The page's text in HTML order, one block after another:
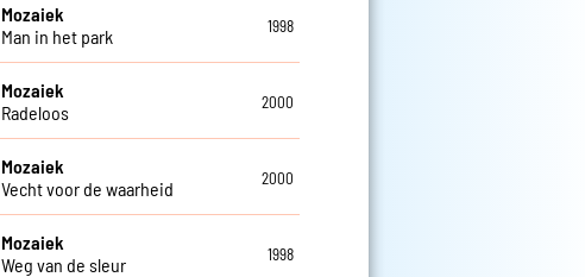
Mozaiek
Man in het park
1998
Mozaiek
Radeloos
2000
Mozaiek
Vecht voor de waarheid
2000
Mozaiek
Weg van de sleur
1998